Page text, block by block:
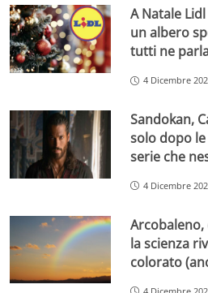
A Natale
un albero
tutti ne
4 Dicembre
Sandokan,
solo dopo
serie che
4 Dicembre
Arcobaleno,
la scienza
colorato